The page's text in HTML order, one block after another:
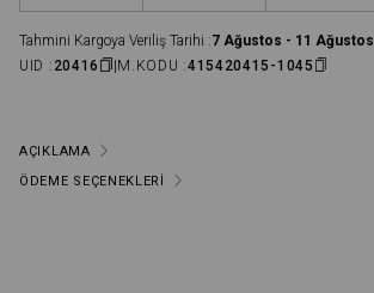
Tahmini Kargoya Veriliş Tarihi :7 Ağustos - 11 Ağustos
UID : 20416 M.KODU :415420415-1045
AÇIKLAMA
ÖDEME SEÇENEKLERI